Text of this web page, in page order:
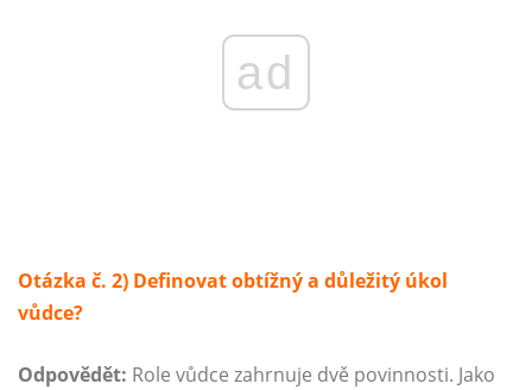
ad
Otázka č. 2) Definovat obtížný a důležitý úkol
vůdce?
Odpovědět: Role vůdce zahrnuje dvě povinnosti. Jako